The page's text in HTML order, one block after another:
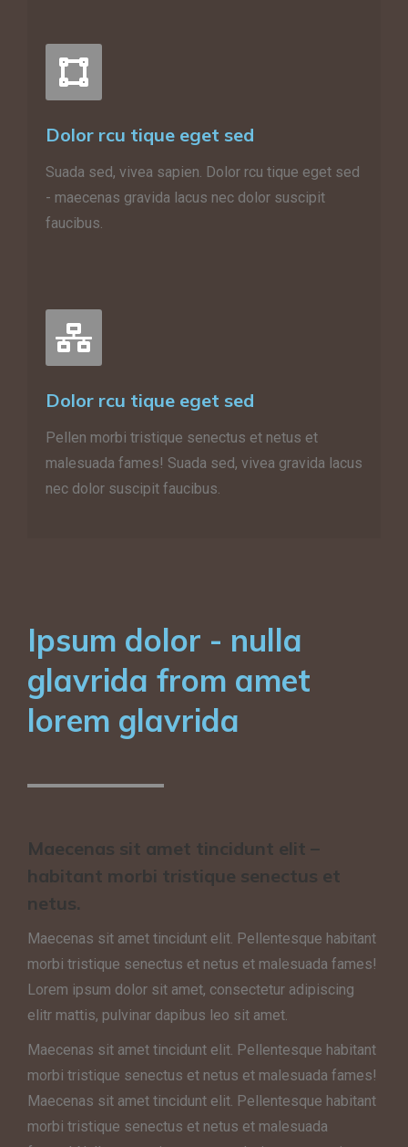
Dolor rcu tique eget sed
Suada sed, vivea sapien. Dolor rcu tique eget sed
- maecenas gravida lacus nec dolor suscipit
faucibus.
Dolor rcu tique eget sed
Pellen morbi tristique senectus et netus et
malesuada fames! Suada sed, vivea gravida lacus
nec dolor suscipit faucibus.
Ipsum dolor - nulla
glavrida from amet
lorem glavrida
Maecenas sit amet tincidunt elit –
habitant morbi tristique senectus et
netus.
Maecenas sit amet tincidunt elit. Pellentesque habitant
morbi tristique senectus et netus et malesuada fames!
Lorem ipsum dolor sit amet, consectetur adipiscing
elitr mattis, pulvinar dapibus leo sit amet.
Maecenas sit amet tincidunt elit. Pellentesque habitant
morbi tristique senectus et netus et malesuada fames!
Maecenas sit amet tincidunt elit. Pellentesque habitant
morbi tristique senectus et netus et malesuada